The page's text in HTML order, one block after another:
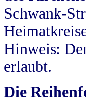
Schwank-
Hinweis:
erlaubt.
Die